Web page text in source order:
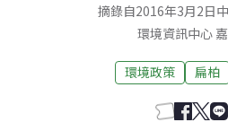
摘錄自2016年3月2日
環境資訊中心
環境政策 扁柏